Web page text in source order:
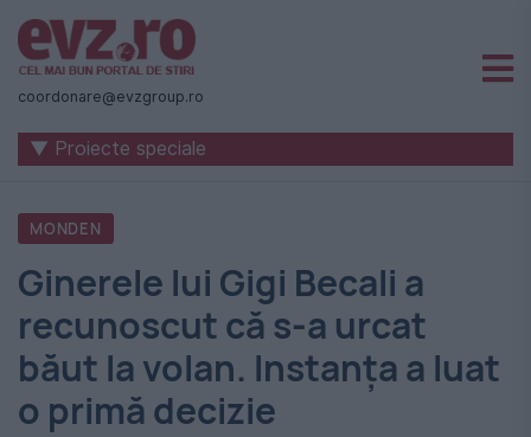
Știri
naționale
internaționale
România
-
Evenimentul
Zilei
coordonare@evzgroup.ro
▼ Proiecte speciale
MONDEN
Ginerele lui Gigi Becali a
recunoscut că s-a urcat
băut la volan. Instanța a luat
o primă decizie